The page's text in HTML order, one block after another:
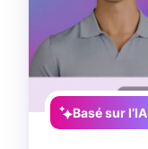
Basé sur l’IA